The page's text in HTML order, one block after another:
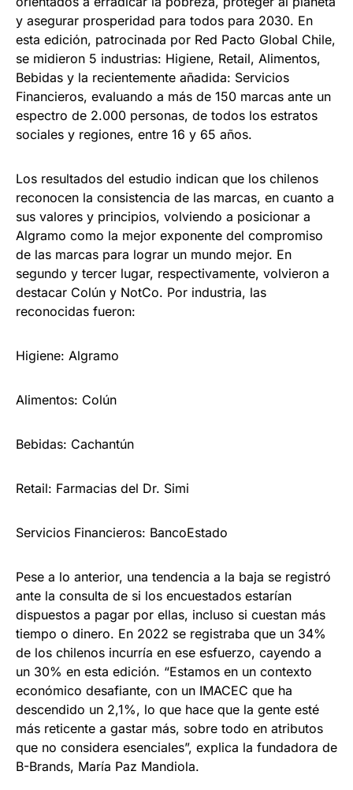
y asegurar prosperidad para todos para 2030. En
esta edición, patrocinada por Red Pacto Global Chile,
se midieron 5 industrias: Higiene, Retail, Alimentos,
Bebidas y la recientemente añadida: Servicios
Financieros, evaluando a más de 150 marcas ante un
espectro de 2.000 personas, de todos los estratos
sociales y regiones, entre 16 y 65 años.
Los resultados del estudio indican que los chilenos
reconocen la consistencia de las marcas, en cuanto a
sus valores y principios, volviendo a posicionar a
Algramo como la mejor exponente del compromiso
de las marcas para lograr un mundo mejor. En
segundo y tercer lugar, respectivamente, volvieron a
destacar Colún y NotCo. Por industria, las
reconocidas fueron:
Higiene: Algramo
Alimentos: Colún
Bebidas: Cachantún
Retail: Farmacias del Dr. Simi
Servicios Financieros: BancoEstado
Pese a lo anterior, una tendencia a la baja se registró
ante la consulta de si los encuestados estarían
dispuestos a pagar por ellas, incluso si cuestan más
tiempo o dinero. En 2022 se registraba que un 34%
de los chilenos incurría en ese esfuerzo, cayendo a
un 30% en esta edición. “Estamos en un contexto
económico desafiante, con un IMACEC que ha
descendido un 2,1%, lo que hace que la gente esté
más reticente a gastar más, sobre todo en atributos
que no considera esenciales”, explica la fundadora de
B-Brands, María Paz Mandiola.